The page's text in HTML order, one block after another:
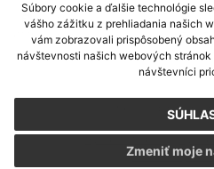
Súbory cookie a ďalšie technológie
vášho zážitku z prehliadania našich
vám zobrazovali prispôsobený
návštevnosti našich webových
návštevníci
Zmeniť moje
využite možnosť získavania
CMS systém (redakčný) systém
webhosting, wbx, s.r.o.,domény,
s.r.o.,technický
Posledná
Vytlačiť stránku|
Autorské práva